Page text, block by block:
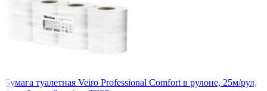
Бумага туалетная Veiro Professional Comfort в рулоне, 25м/рул,